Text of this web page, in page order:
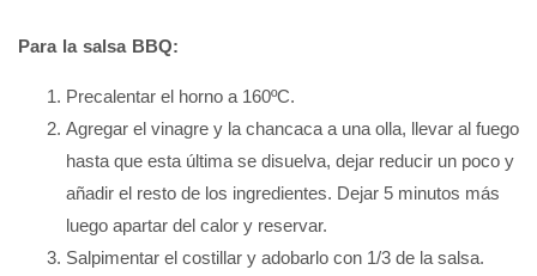
Para la salsa BBQ:
Precalentar el horno a 160ºC.
Agregar el vinagre y la chancaca a una olla, llevar al fuego
hasta que esta última se disuelva, dejar reducir un poco y
añadir el resto de los ingredientes. Dejar 5 minutos más
luego apartar del calor y reservar.
Salpimentar el costillar y adobarlo con 1/3 de la salsa.